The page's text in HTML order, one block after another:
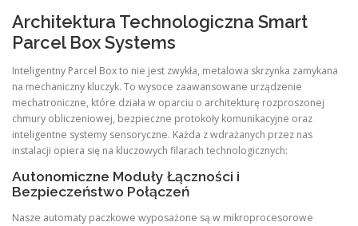
Architektura Technologiczna Smart
Parcel Box Systems
Inteligentny Parcel Box to nie jest zwykła, metalowa skrzynka zamykana
na mechaniczny kluczyk. To wysoce zaawansowane urządzenie
mechatroniczne, które działa w oparciu o architekturę rozproszonej
chmury obliczeniowej, bezpieczne protokoły komunikacyjne oraz
inteligentne systemy sensoryczne. Każda z wdrażanych przez nas
instalacji opiera się na kluczowych filarach technologicznych:
Autonomiczne Moduły Łączności i
Bezpieczeństwo Połączeń
Nasze automaty paczkowe wyposażone są w mikroprocesorowe